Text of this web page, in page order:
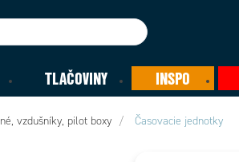
TLAČOVINY INSPO
vzdušníky, pilot boxy Časovacie jednotky